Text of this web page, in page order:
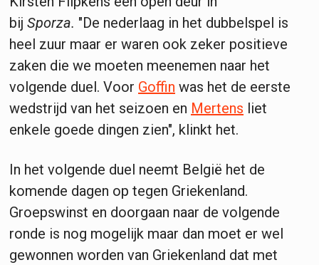
bij Sporza. "De nederlaag in het dubbelspel is
heel zuur maar er waren ook zeker positieve
zaken die we moeten meenemen naar het
volgende duel. Voor Goffin was het de eerste
wedstrijd van het seizoen en Mertens liet
enkele goede dingen zien", klinkt het.
In het volgende duel neemt België het de
komende dagen op tegen Griekenland.
Groepswinst en doorgaan naar de volgende
ronde is nog mogelijk maar dan moet er wel
gewonnen worden van Griekenland dat met